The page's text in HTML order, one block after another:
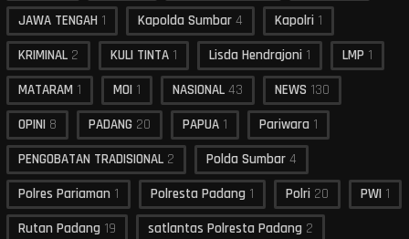
JAWA TENGAH 1 Kapolda Sumbar 4 Kapolri 1
KRIMINAL 2 KULI TINTA 1 Lisda Hendrajoni 1 LMP 1
MATARAM 1 MOI 1 NASIONAL 43 NEWS 130
OPINI 8 PADANG 20 PAPUA 1 Pariwara 1
PENGOBATAN TRADISIONAL 2 Polda Sumbar 4
Polres Pariaman 1 Polresta Padang 1 Polri 20 PWI 1
Rutan Padang 19 satlantas Polresta Padang 2